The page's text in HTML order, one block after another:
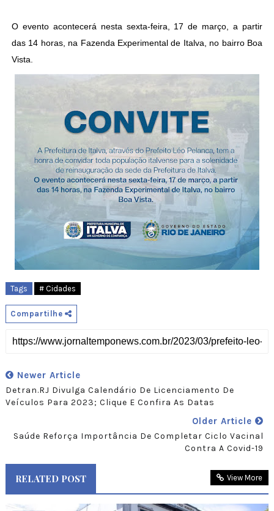
O evento acontecerá nesta sexta-feira, 17 de março, a partir
das 14 horas, na Fazenda Experimental de Italva, no bairro Boa
Vista.
Tags # Cidades
Compartilhe
Newer Article
Detran.RJ Divulga Calendário De Licenciamento De
Veículos Para 2023; Clique E Confira As Datas
Older Article
Saúde Reforça Importância De Completar Ciclo Vacinal
Contra A Covid-19
RELATED POST View More